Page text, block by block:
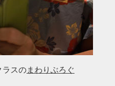
ラスのまわりぶろぐ